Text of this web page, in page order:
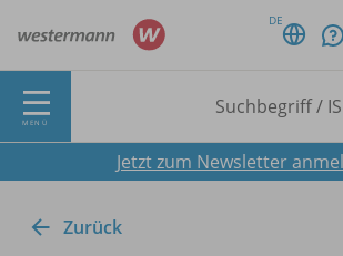
DE
MENÜ
Jetzt zum Newsletter
Zurück